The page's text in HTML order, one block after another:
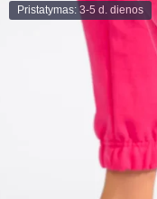
Pristatymas: 3-5 d. dienos